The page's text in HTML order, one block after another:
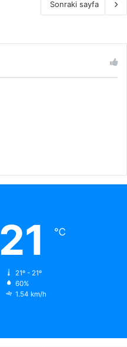
Sonraki sayfa
21 ℃
21º - 21º
60%
1.54 km/h